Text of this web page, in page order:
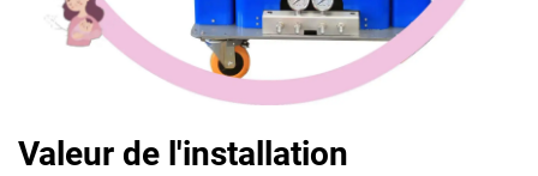
Valeur de l'installation